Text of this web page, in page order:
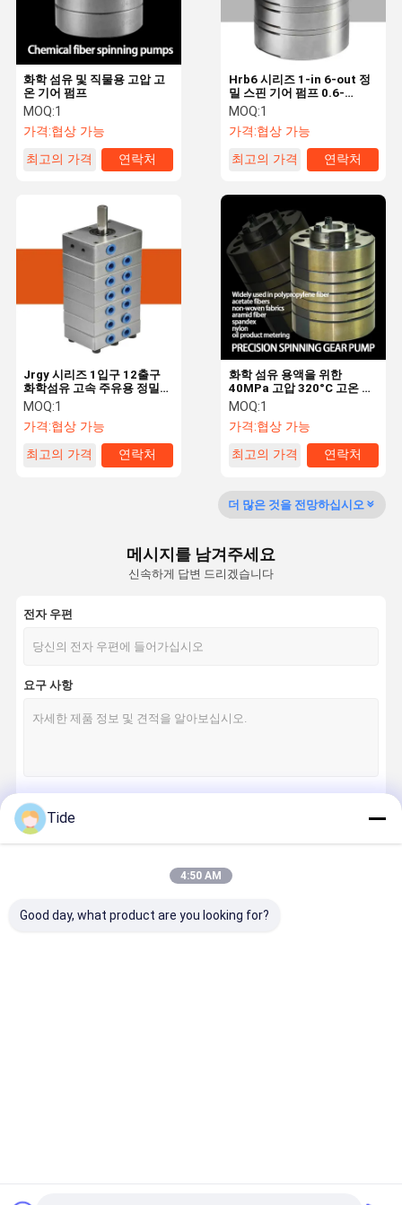
홈 회사 소개 공장 투어
품질 관리 연락처 견적 요청
선박 소방 설비
신선한 공기 시스템
원심 펌프
직선 부스터 펌프
열교환 기
Hrb6 시리즈 1-in 6-out 정
밀 스핀 기어 펌프 0.6-
6.5cc/Rev 화학 섬유 스핀
MOQ:1
가격:협상 가능
최고의 가격
연락처
화학 섬유 및 직물용 고압 고
온 기어 펌프
MOQ:1
가격:협상 가능
최고의 가격
연락처
화학 섬유 용액을 위한
40MPa 고압 320°C 고온 회
전용 펌프
MOQ:1
가격:협상 가능
최고의 가격
연락처
Jrgy 시리즈 1입구 12출구
화학섬유 고속 주유용 정밀
스피닝 기어 펌프
MOQ:1
가격:협상 가능
최고의 가격
연락처
더 많은 것을 전망하십시오
메시지를 남겨주세요
신속하게 답변 드리겠습니다
전자 우편
요구 사항
Tide
4:50 AM
Good day, what product are you looking for?